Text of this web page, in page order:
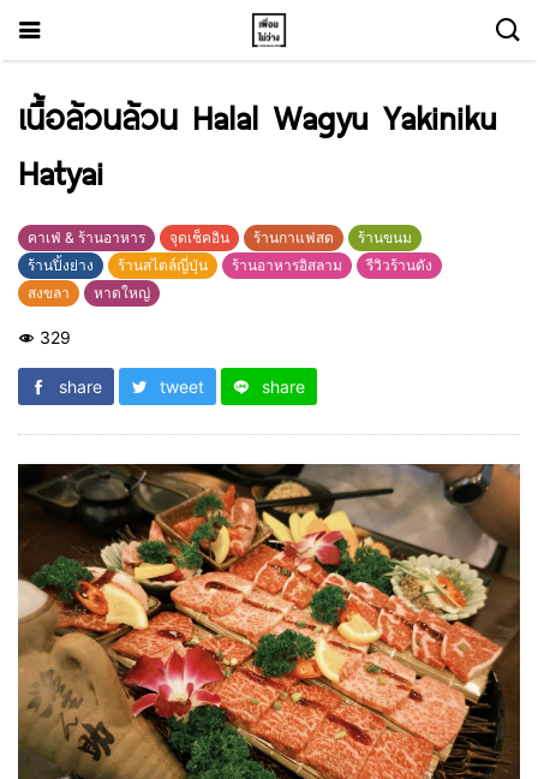
เนื้อล้วนล้วน Halal Wagyu Yakiniku
Hatyai
คาเฟ่ & ร้านอาหาร จุดเช็คอิน ร้านกาแฟสด
ร้านขนม
ร้านปิ้งย่าง
ร้านสไตล์ญี่ปุ่น ร้านอาหารอิสลาม
รีวิวร้านดัง
สงขลา
หาดใหญ่
329
share tweet share